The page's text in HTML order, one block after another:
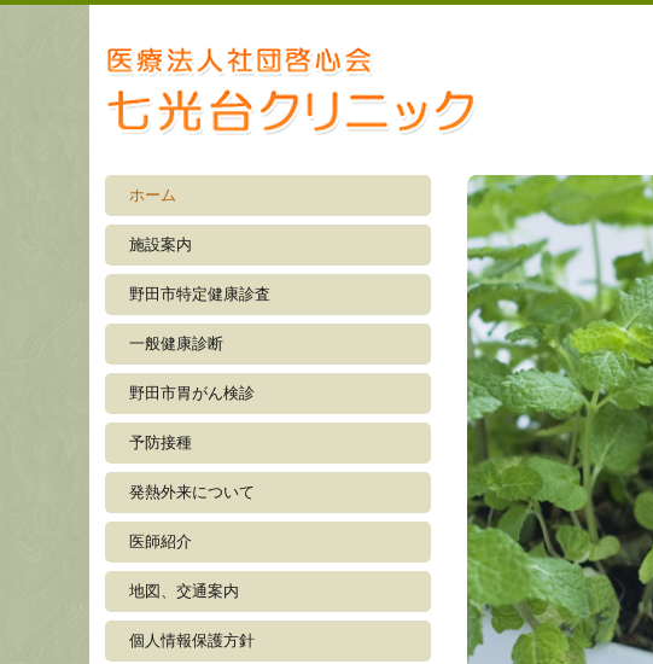
ホーム
施設案内
野田市特定健康診査
一般健康診断
野田市胃がん検診
予防接種
発熱外来について
医師紹介
地図、交通案内
個人情報保護方針